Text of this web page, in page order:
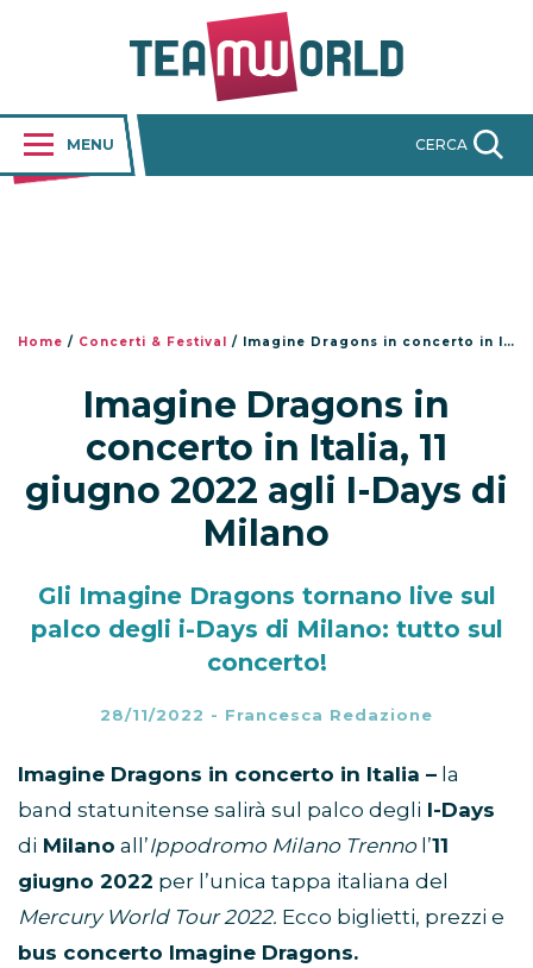
MENU CERCA
Home / Concerti & Festival / Imagine Dragons in concerto in Italia, 11 giugno 2022 agli I-Days di Milano
Imagine Dragons in
concerto in Italia, 11
giugno 2022 agli I-Days di
Milano
Gli Imagine Dragons tornano live sul
palco degli i-Days di Milano: tutto sul
concerto!
28/11/2022 - Francesca Redazione
Imagine Dragons in concerto in Italia – la
band statunitense salirà sul palco degli I-Days
di Milano all’Ippodromo Milano Trennol’11
giugno 2022 per l’unica tappa italiana del
Mercury World Tour 2022. Ecco biglietti, prezzi e
bus concerto Imagine Dragons.